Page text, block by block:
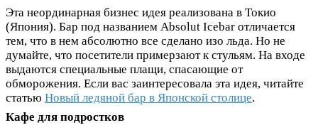
Эта неординарная бизнес идея реализована в Токио
(Япония). Бар под названием Absolut Icebar отличается
тем, что в нем абсолютно все сделано изо льда. Но не
думайте, что посетители примерзают к стульям. На входе
выдаются специальные плащи, спасающие от
обморожения. Если вас заинтересовала эта идея, читайте
статью Новый ледяной бар в Японской столице.
Кафе для подростков